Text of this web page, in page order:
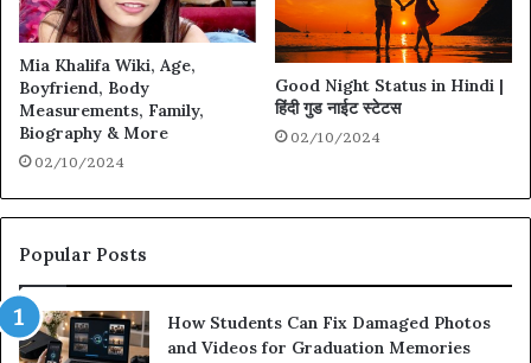
Mia Khalifa Wiki, Age,
Boyfriend, Body
Measurements, Family,
Biography & More
02/10/2024
Good Night Status in Hindi |
हिंदी गुड नाईट स्टेटस
02/10/2024
Popular Posts
How Students Can Fix Damaged Photos
and Videos for Graduation Memories